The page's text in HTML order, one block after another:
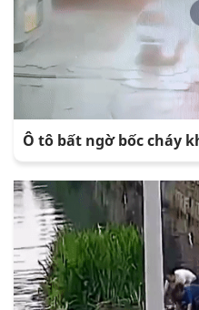
Ô tô bất ngờ bốc cháy